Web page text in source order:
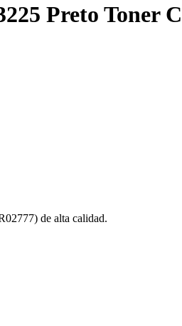
Preto Toner
de alta calidad.